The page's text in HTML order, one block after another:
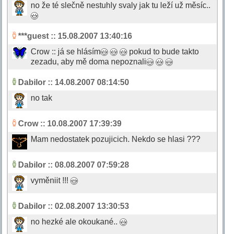
no že té slečně nestuhly svaly jak tu leží už měsíc..
***guest :: 15.08.2007 13:40:16
Crow :: já se hlásím
pokud to bude takto
zezadu, aby mě doma nepoznali
Dabilor :: 14.08.2007 08:14:50
no tak
Crow:: 10.08.2007 17:39:39
Mam nedostatek pozujicich. Nekdo se hlasi ???
Dabilor :: 08.08.2007 07:59:28
vyměniit !!!
Dabilor :: 02.08.2007 13:30:53
no hezké ale okoukané..